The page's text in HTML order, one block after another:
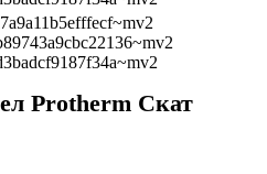
Protherm Скат